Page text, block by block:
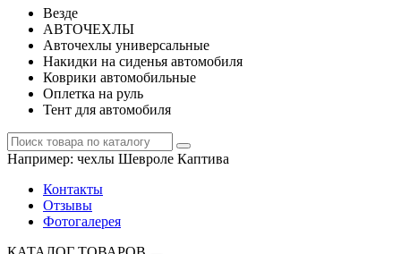
Везде
АВТОЧЕХЛЫ
Авточехлы универсальные
Накидки на сиденья автомобиля
Коврики автомобильные
Оплетка на руль
Тент для автомобиля
Например: чехлы Шевроле Каптива
Контакты
Отзывы
Фотогалерея